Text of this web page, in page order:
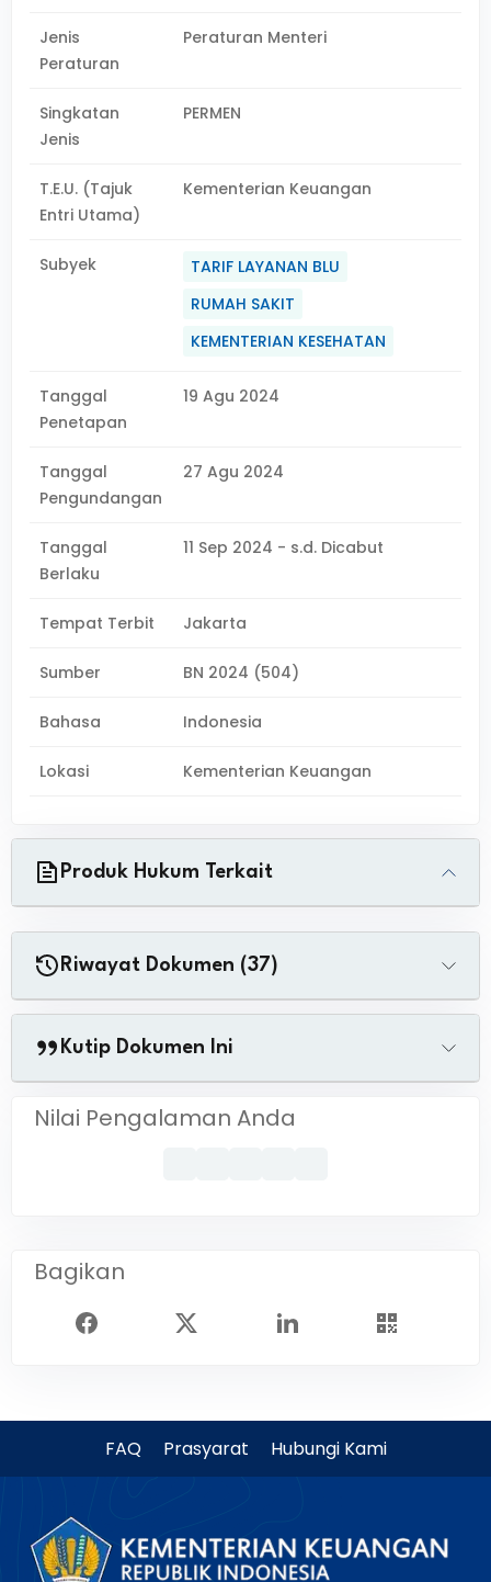
Jenis
Peraturan
Peraturan Menteri
Singkatan
Jenis
PERMEN
T.E.U. (Tajuk
Entri Utama)
Kementerian Keuangan
Subyek
TARIF LAYANAN BLU
RUMAH SAKIT
KEMENTERIAN KESEHATAN
Tanggal
Penetapan
19 Agu 2024
Tanggal
Pengundangan
27 Agu 2024
Tanggal
Berlaku
11 Sep 2024 - s.d. Dicabut
Tempat Terbit Jakarta
Sumber BN 2024 (504)
Bahasa Indonesia
Lokasi Kementerian Keuangan
Produk Hukum Terkait
Riwayat Dokumen (37)
Kutip Dokumen Ini
Nilai Pengalaman Anda
Bagikan
FAQ Prasyarat Hubungi Kami